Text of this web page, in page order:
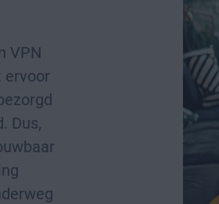
VPN
ervoor
Dus,